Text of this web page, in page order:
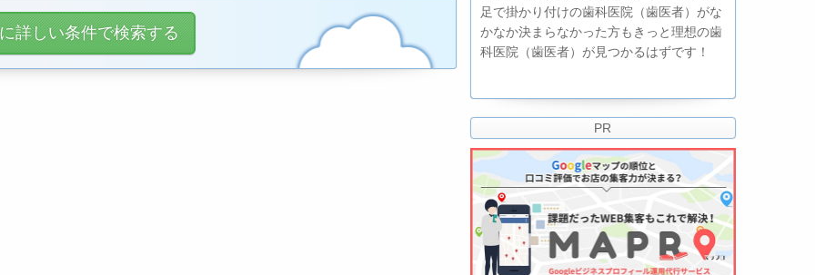
詳しい条件で検索する
足で掛かり付けの歯科医院（歯医者）がな
かなか決まらなかった方もきっと理想の歯
科医院（歯医者）が見つかるはずです！
PR